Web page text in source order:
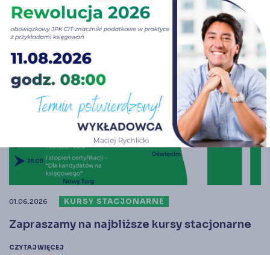
01.06.2026 KURSY STACJONARNE
Zapraszamy na najbliższe kursy stacjonarne
CZYTAJ WIĘCEJ